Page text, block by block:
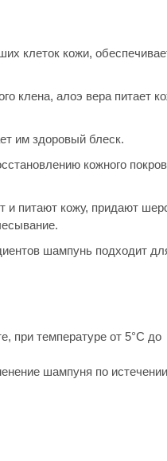
клеток кожи,
клена, алоэ вера питает
им здоровый блеск.
кожного
и питают кожу, придают
шампунь подходит
при температуре от 5°С до
шампуня по истечении